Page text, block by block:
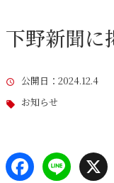
下野新聞に
公開日 ：2024.12.4
お知らせ